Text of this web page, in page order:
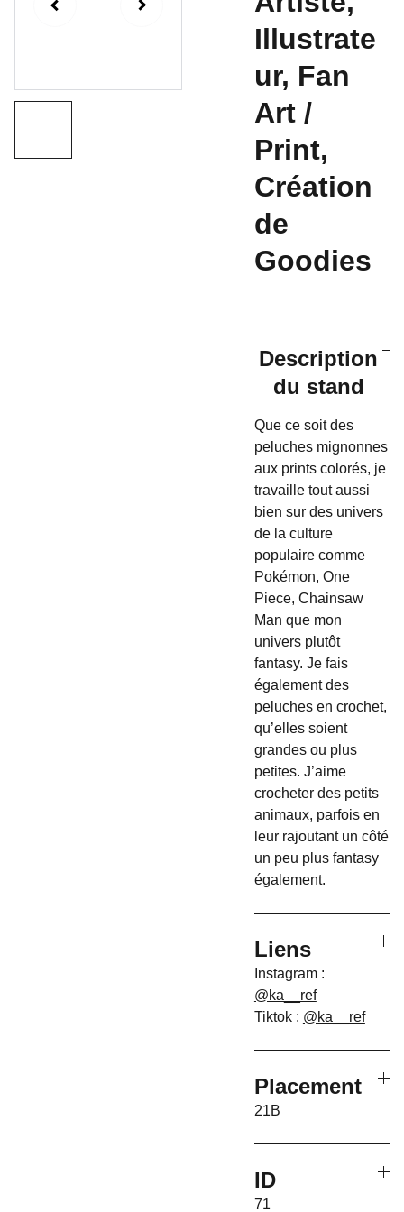
Illustrate
ur, Fan
Art /
Print,
Création
de
Goodies
Description
du stand
Que ce soit des
peluches mignonnes
aux prints colorés, je
travaille tout aussi
bien sur des univers
de la culture
populaire comme
Pokémon, One
Piece, Chainsaw
Man que mon
univers plutôt
fantasy. Je fais
également des
peluches en crochet,
qu’elles soient
grandes ou plus
petites. J’aime
crocheter des petits
animaux, parfois en
leur rajoutant un côté
un peu plus fantasy
également.
Liens
Instagram :
@ka__ref
Tiktok : @ka__ref
Placement
21B
ID
71